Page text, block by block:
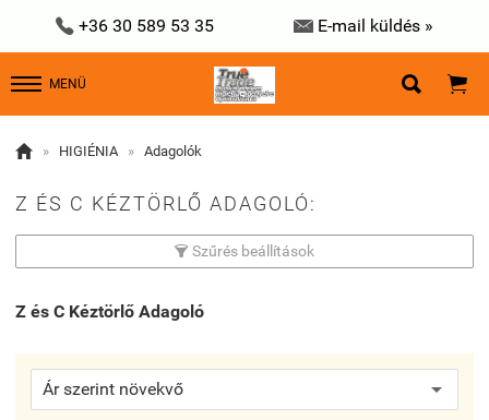
 +36 30 589 53 35  E-mail küldés »
MENÜ  
 » HIGIÉNIA » Adagolók
Z ÉS C KÉZTÖRLŐ ADAGOLÓ:
 Szűrés beállítások
Z és C Kéztörlő Adagoló